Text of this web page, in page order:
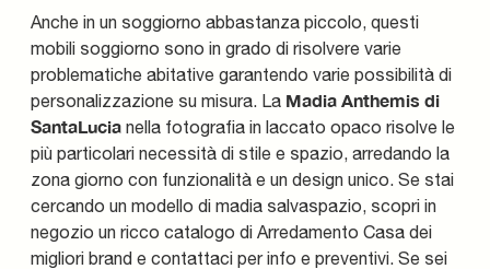
Anche in un soggiorno abbastanza piccolo, questi
mobili soggiorno sono in grado di risolvere varie
problematiche abitative garantendo varie possibilità di
personalizzazione su misura. La Madia Anthemis di
SantaLucia nella fotografia in laccato opaco risolve le
più particolari necessità di stile e spazio, arredando la
zona giorno con funzionalità e un design unico. Se stai
cercando un modello di madia salvaspazio, scopri in
negozio un ricco catalogo di Arredamento Casa dei
migliori brand e contattaci per info e preventivi. Se sei